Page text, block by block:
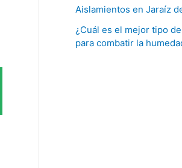
Aislamientos en Jaraíz
¿Cuál es el mejor tipo
para combatir la